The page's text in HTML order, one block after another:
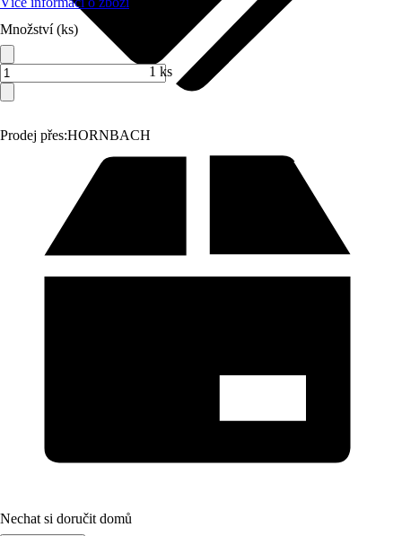
Prodej přes:HORNBACH
Množství (ks)
1 ks
Nechat si doručit domů